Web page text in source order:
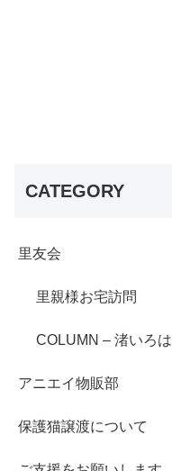
CATEGORY
里友会
里親様お宅訪問
COLUMN – 渚いろは
アニエイ物販部
保護猫譲渡について